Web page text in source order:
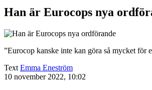
Han är Eurocops nya
”Eurocop kanske inte kan göra så mycket för
Text Emma Eneström
10 november 2022, 10:02